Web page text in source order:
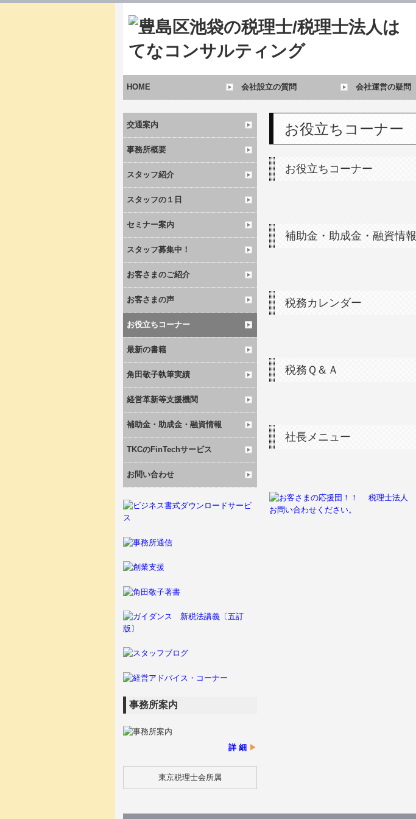
HOME 会社設立の質問 会社運営の疑問
交通案内
事務所概要
スタッフ紹介
スタッフの１日
セミナー案内
スタッフ募集中！
お客さまのご紹介
お客さまの声
お役立ちコーナー
最新の書籍
角田敬子執筆実績
経営革新等支援機関
補助金・助成金・融資情報
TKCのFinTechサービス
お問い合わせ
事務所案内
詳 細 ▶
東京税理士会所属
お役立ちコーナー
お役立ちコーナー
補助金・助成金・融資情報
税務カレンダー
税務Ｑ＆Ａ
社長メニュー